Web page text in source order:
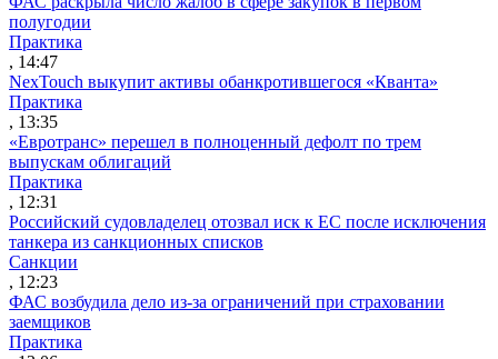
полугодии
Практика
, 14:47
NexTouch выкупит активы обанкротившегося «Кванта»
Практика
, 13:35
«Евротранс» перешел в полноценный дефолт по трем
выпускам облигаций
Практика
, 12:31
Российский судовладелец отозвал иск к ЕС после исключения
танкера из санкционных списков
Санкции
, 12:23
ФАС возбудила дело из-за ограничений при страховании
заемщиков
Практика